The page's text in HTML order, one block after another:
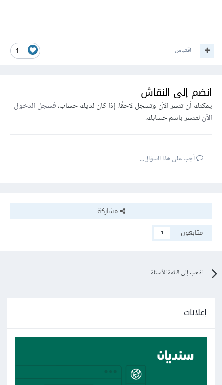
1 اقتباس
انضم إلى النقاش
يمكنك أن تنشر الآن وتسجل لاحقًا. إذا كان لديك حساب،فسجل الدخول
الآنلتنشر باسم حسابك.
أجب على هذا السؤال...
مشاركة
متابعون
1
اذهب إلى قائمة الأسئلة
إعلانات